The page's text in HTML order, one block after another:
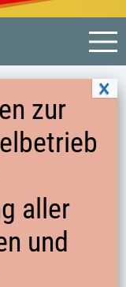
Zurück zu
zur
aller
und